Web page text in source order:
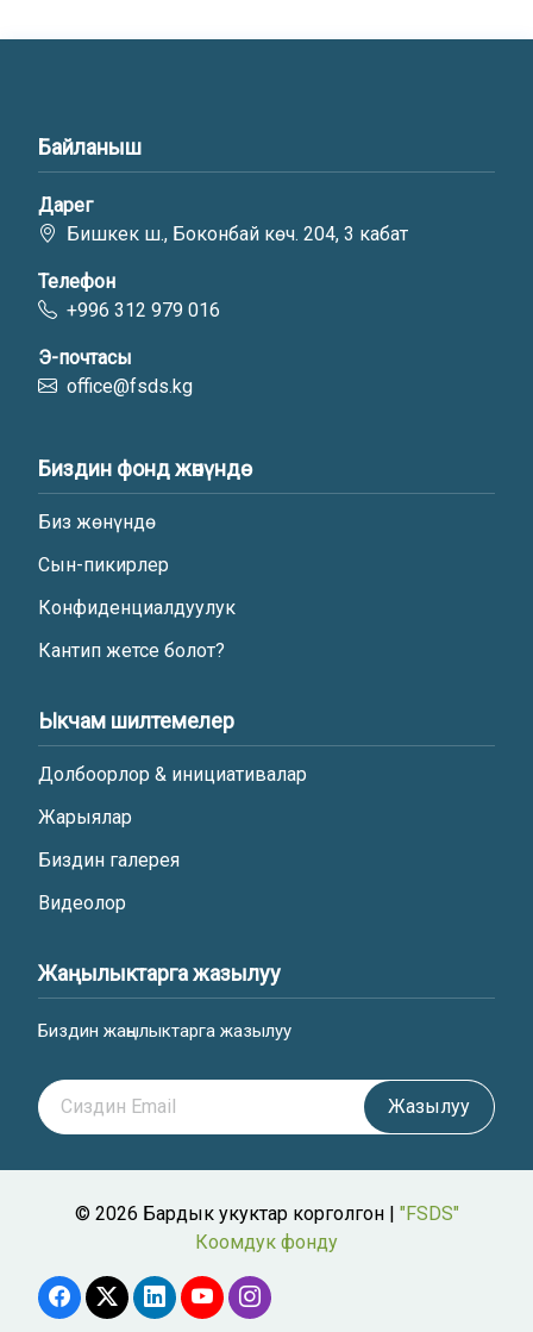
Байланыш
Дарег
Бишкек ш., Боконбай көч. 204, 3 кабат
Телефон
+996 312 979 016
Э-почтасы
office@fsds.kg
Биздин фонд жөнүндө
Биз жөнүндө
Сын-пикирлер
Конфиденциалдуулук
Кантип жетсе болот?
Ыкчам шилтемелер
Долбоорлор & инициативалар
Жарыялар
Биздин галерея
Видеолор
Жаңылыктарга жазылуу
Биздин жаңылыктарга жазылуу
Жазылуу
© 2026 Бардык укуктар корголгон | "FSDS"
Коомдук фонду